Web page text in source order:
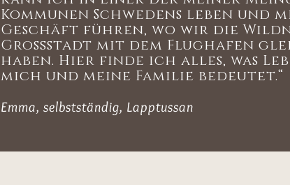
Kommunen Schwedens leben und
Geschäft führen, wo wir die
Großstadt mit dem Flughafen
haben. Hier finde ich alles, was
mich und meine Familie bedeutet.“
Emma, selbstständig, Lapptussan